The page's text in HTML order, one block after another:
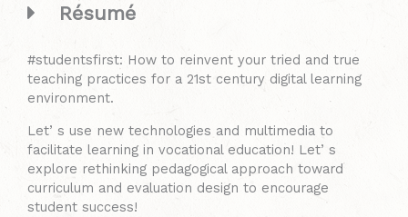
Résumé
#studentsfirst: How to reinvent your tried and true
teaching practices for a 21st century digital learning
environment.
Letʼs use new technologies and multimedia to
facilitate learning in vocational education! Letʼs
explore rethinking pedagogical approach toward
curriculum and evaluation design to encourage
student success!